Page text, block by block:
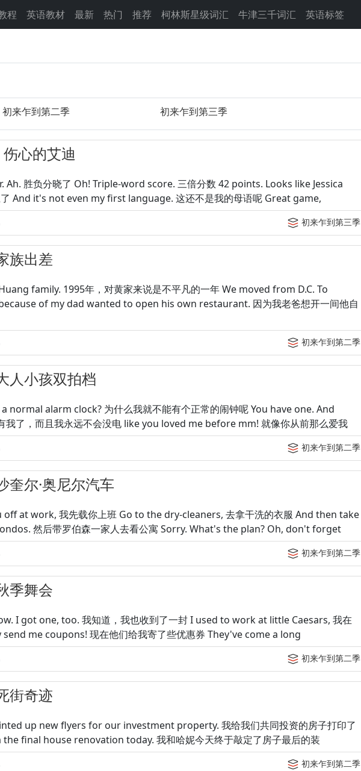
程 英语教材 最新 热门 推荐 柯林斯星级词汇 牛津三千词汇 英语标签
初来乍到第二季 初来乍到第三季
心的艾迪
Ah. 胜负分晓了 Oh! Triple-word score. 三倍分数 42 points. Looks like Jessica
And it's not even my first language. 这还不是我的母语呢 Great game,
初来乍到第三季
族出差
family. 1995年，对黄家来说是不平凡的一年 We moved from D.C. To
of my dad wanted to open his own restaurant. 因为我老爸想开一间他自
初来乍到第二季
人小孩双拍档
normal alarm clock? 为什么我就不能有个正常的闹钟呢 You have one. And
了，而且我永远不会没电 like you loved me before mm! 就像你从前那么爱我
初来乍到第二季
奎尔·奥尼尔汽车
off at work, 我先载你上班 Go to the dry-cleaners, 去拿干洗的衣服 And then take
然后带罗伯森一家人去看公寓 Sorry. What's the plan? Oh, don't forget
初来乍到第二季
季舞会
I got one, too. 我知道，我也收到了一封 I used to work at little Caesars, 我在
me coupons! 现在他们给我寄了些优惠券 They've come a long
初来乍到第二季
街奇迹
up new flyers for our investment property. 我给我们共同投资的房子打印了
final house renovation today. 我和哈妮今天终于敲定了房子最后的装
初来乍到第二季